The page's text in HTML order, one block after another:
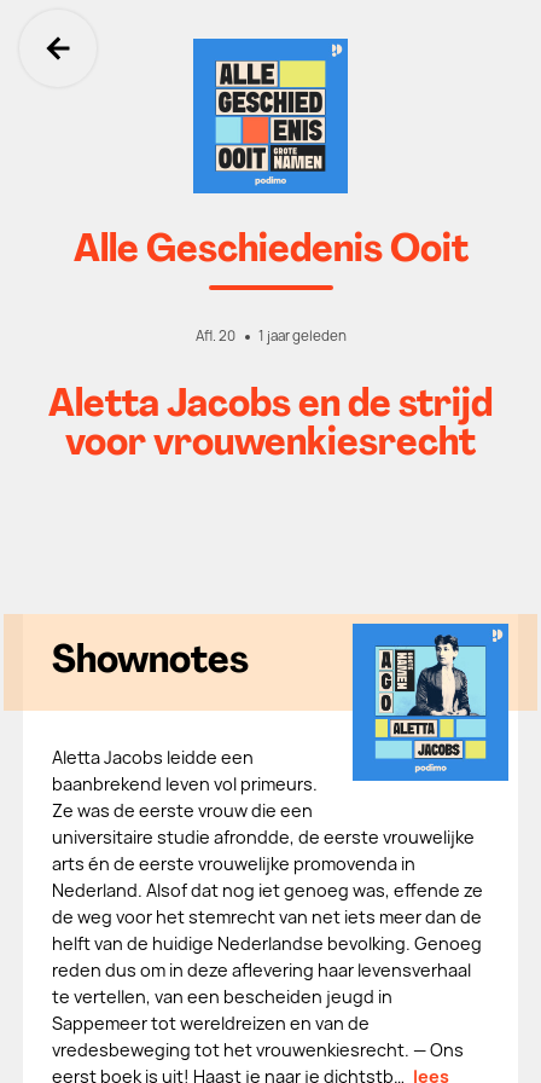
Ga terug
Alle Geschiedenis Ooit
Afl. 20 1 jaar geleden
Aletta Jacobs en de strijd
voor vrouwenkiesrecht
Shownotes
Aletta Jacobs leidde een
baanbrekend leven vol primeurs.
Ze was de eerste vrouw die een
universitaire studie afrondde, de eerste vrouwelijke
arts én de eerste vrouwelijke promovenda in
Nederland. Alsof dat nog iet genoeg was, effende ze
de weg voor het stemrecht van net iets meer dan de
helft van de huidige Nederlandse bevolking. Genoeg
reden dus om in deze aflevering haar levensverhaal
te vertellen, van een bescheiden jeugd in
Sappemeer tot wereldreizen en van de
vredesbeweging tot het vrouwenkiesrecht. — Ons
eerst boek is uit! Haast je naar je dichtstb… lees